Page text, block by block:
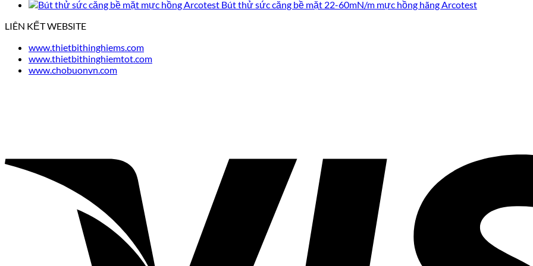
Bút thử sức căng bề mặt 22-60mN/m mực hồng hãng Arcotest
LIÊN KẾT WEBSITE
www.thietbithinghiems.com
www.thietbithinghiemtot.com
www.chobuonvn.com